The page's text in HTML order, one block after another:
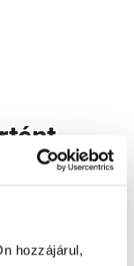
hozzájárul,